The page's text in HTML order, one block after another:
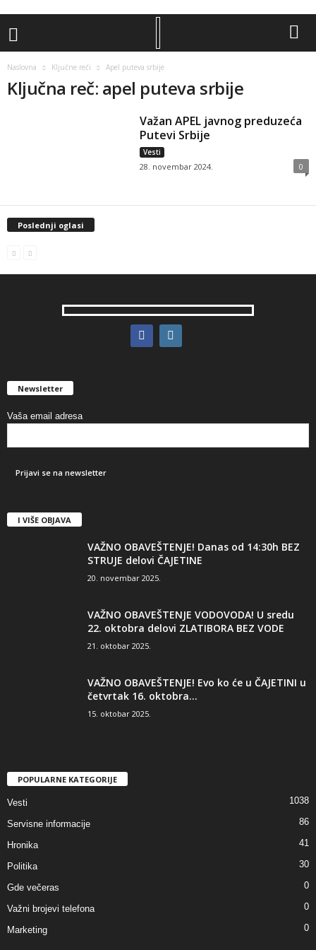
Naslovna Ključne reči Apel puteva srbije
Ključna reč: apel puteva srbije
Važan APEL javnog preduzeća
Putevi Srbije
Vesti
28. novembar 2024. 0
Poslednji oglasi
Newsletter
Vaša email adresa
I VIŠE OBJAVA
VAŽNO OBAVEŠTENJE! Danas od 14:30h BEZ
STRUJE delovi ČAJETINE
20. novembar 2025.
VAŽNO OBAVEŠTENJE VODOVODA! U sredu
22. oktobra delovi ZLATIBORA BEZ VODE
21. oktobar 2025.
VAŽNO OBAVEŠTENJE! Evo ko će u ČAJETINI u
četvrtak 16. oktobra...
15. oktobar 2025.
POPULARNE KATEGORIJE
Vesti 1038
Servisne informacije 86
Hronika 41
Politika 30
Gde večeras 0
Važni brojevi telefona 0
Marketing 0